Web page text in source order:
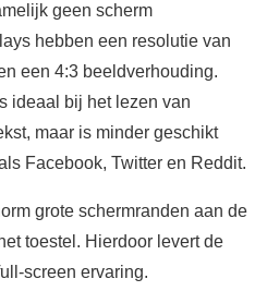
geen scherm
hebben een resolutie van
een 4:3 beeldverhouding.
ideaal bij het lezen van
maar is minder geschikt
Facebook, Twitter en Reddit.
grote schermranden aan de
toestel. Hierdoor levert de
screen ervaring.